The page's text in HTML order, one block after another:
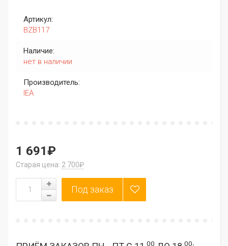
Артикул:
BZB117
Наличие:
нет в наличии
Производитель:
IEA
1 691₽
Старая цена: 2 700₽
00 00